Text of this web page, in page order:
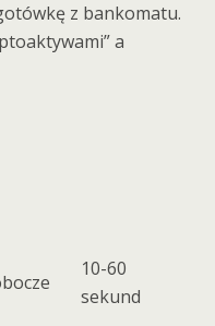
z bankomatu.
a
10-60
sekund